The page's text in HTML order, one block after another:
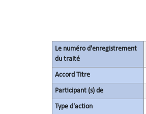
Le numéro d'enregistrement
du traité
Accord Titre
Participant (s) de
Type d'action